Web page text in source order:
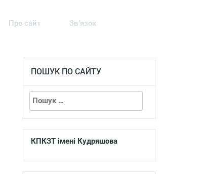
Про сайт Зв’язок
ПОШУК ПО САЙТУ
КПКЗТ імені Кудряшова